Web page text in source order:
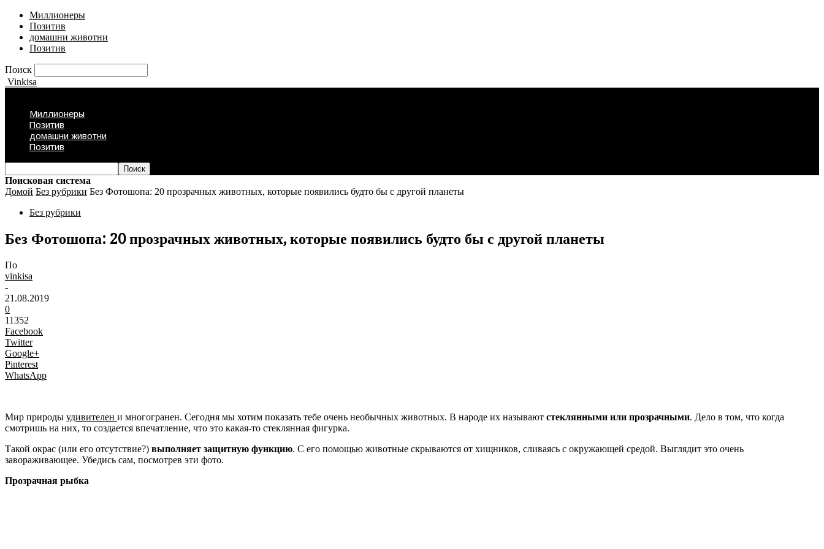
Миллионеры
Позитив
домашни животни
Позитив
Поиск
Vinkisa
Миллионеры
Позитив
домашни животни
Позитив
Поисковая система
Домой Без рубрики Без Фотошопа: 20 прозрачных животных, которые появились будто бы с другой планеты
Без рубрики
Без Фотошопа: 20 прозрачных животных, которые появились будто бы с другой планеты
По
vinkisa
-
21.08.2019
0
11352
Facebook
Twitter
Google+
Pinterest
WhatsApp
Мир природы удивителен и многогранен. Сегодня мы хотим показать тебе очень необычных животных. В народе их называют стеклянными или прозрачными. Дело в том, что когда
смотришь на них, то создается впечатление, что это какая-то стеклянная фигурка.
Такой окрас (или его отсутствие?) выполняет защитную функцию. С его помощью животные скрываются от хищников, сливаясь с окружающей средой. Выглядит это очень
завораживающее. Убедись сам, посмотрев эти фото.
Прозрачная рыбка